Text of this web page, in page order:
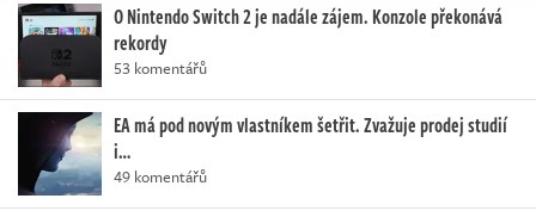
O Nintendo Switch 2 je nadále zájem. Konzole překonává
rekordy
53 komentářů
EA má pod novým vlastníkem šetřit. Zvažuje prodej studií
i…
49 komentářů